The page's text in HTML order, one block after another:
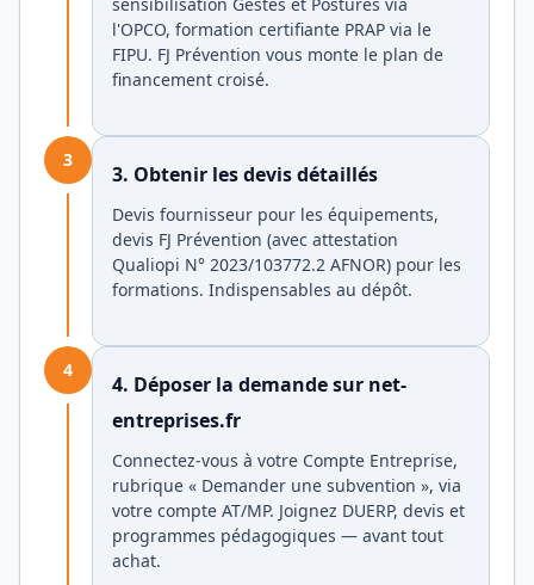
l'OPCO, formation certifiante PRAP via le
FIPU. FJ Prévention vous monte le plan de
financement croisé.
3
3. Obtenir les devis détaillés
Devis fournisseur pour les équipements,
devis FJ Prévention (avec attestation
Qualiopi N° 2023/103772.2 AFNOR) pour les
formations. Indispensables au dépôt.
4
4. Déposer la demande sur net-
entreprises.fr
Connectez-vous à votre Compte Entreprise,
rubrique « Demander une subvention », via
votre compte AT/MP. Joignez DUERP, devis et
programmes pédagogiques — avant tout
achat.